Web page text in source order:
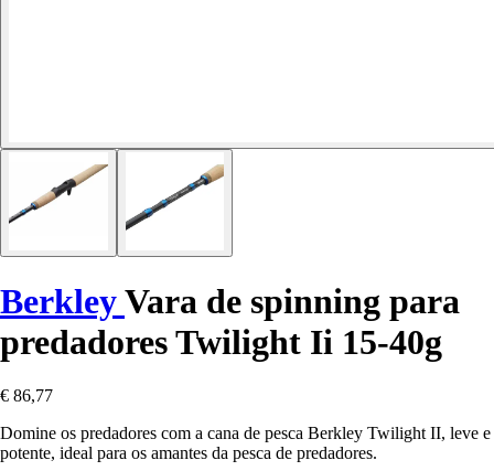
BerkleyVara de spinning para
predadores Twilight Ii 15-40g
€ 86,77
Domine os predadores com a cana de pesca Berkley Twilight II, leve e
potente, ideal para os amantes da pesca de predadores.